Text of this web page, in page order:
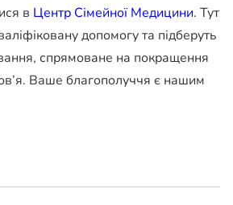
в Центр Сімейної Медицини. Тут
допомогу та підберуть
спрямоване на покращення
Ваше благополуччя є нашим